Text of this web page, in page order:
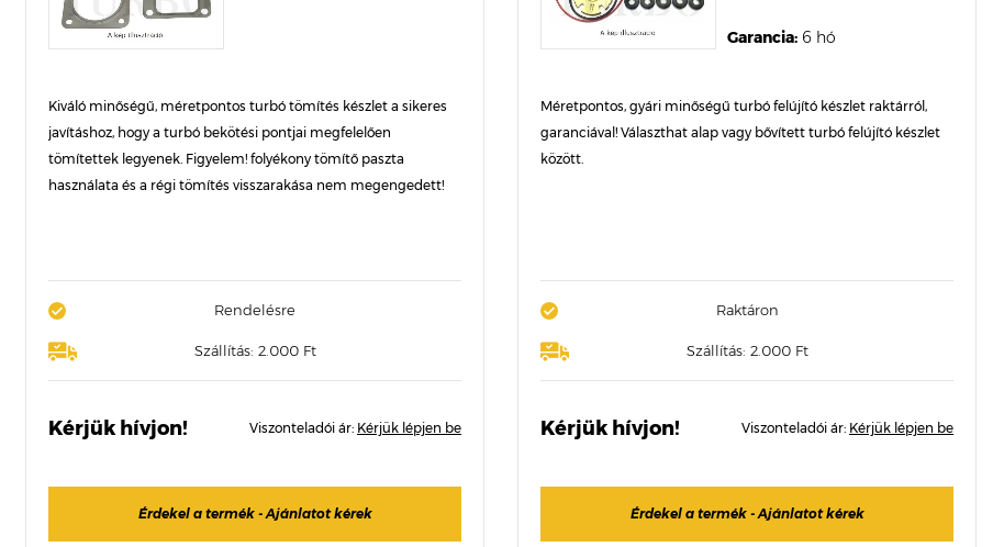
Kiváló minőségű, méretpontos turbó tömítés készlet a sikeres
javításhoz, hogy a turbó bekötési pontjai megfelelően
tömítettek legyenek. Figyelem! folyékony tömítő paszta
használata és a régi tömítés visszarakása nem megengedett!
Rendelésre
Szállítás: 2.000 Ft
Kérjük hívjon! Viszonteladói ár: Kérjük lépjen be
Érdekel a termék - Ajánlatot kérek
Garancia: 6 hó
Méretpontos, gyári minőségű turbó felújító készlet raktárról,
garanciával! Választhat alap vagy bővített turbó felújító készlet
között.
Raktáron
Szállítás: 2.000 Ft
Kérjük hívjon! Viszonteladói ár: Kérjük lépjen be
Érdekel a termék - Ajánlatot kérek